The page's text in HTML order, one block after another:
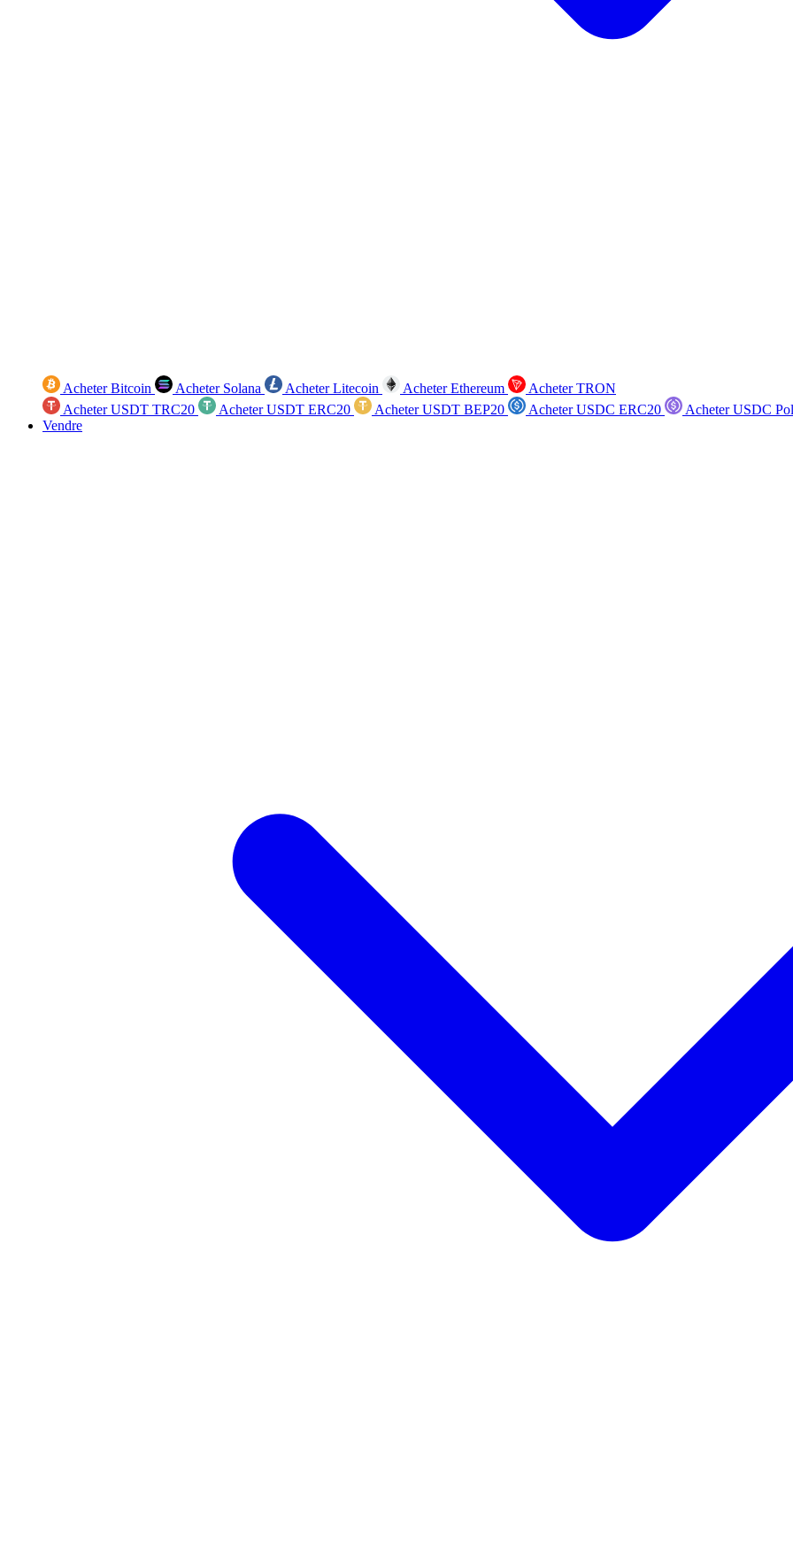
Acheter Bitcoin Acheter Solana Acheter Litecoin Acheter Ethereum
Acheter TRON
Acheter USDT TRC20
Acheter USDT ERC20 Acheter USDT BEP20 Acheter USDC ERC20
Acheter USDC
Vendre